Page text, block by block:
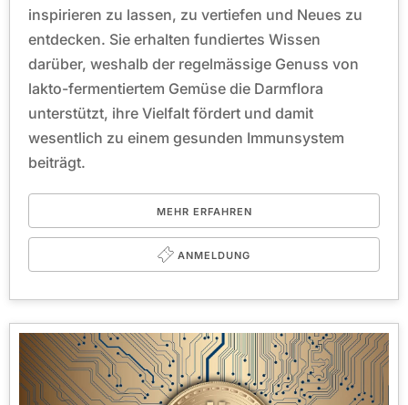
inspirieren zu lassen, zu vertiefen und Neues zu
entdecken. Sie erhalten fundiertes Wissen
darüber, weshalb der regelmässige Genuss von
lakto-fermentiertem Gemüse die Darmflora
unterstützt, ihre Vielfalt fördert und damit
wesentlich zu einem gesunden Immunsystem
beiträgt.
MEHR ERFAHREN
ANMELDUNG